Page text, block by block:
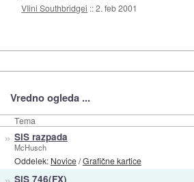
VIini Southbridgei ::2. feb 2001
Vredno ogleda ...
Tema
» SiS razpada
McHusch
Oddelek: Novice/Grafične kartice
SiS 746(FX)